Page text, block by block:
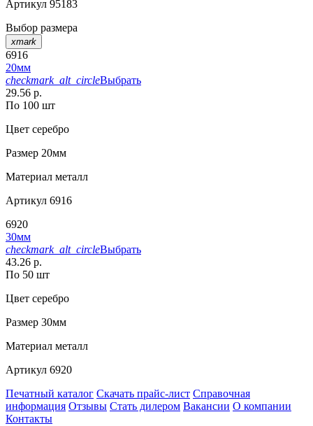
Артикул 95183
Выбор размера
xmark
6916
20мм
checkmark_alt_circleВыбрать
29.56 р.
По 100 шт
Цвет серебро
Размер 20мм
Материал металл
Артикул 6916
6920
30мм
checkmark_alt_circleВыбрать
43.26 р.
По 50 шт
Цвет серебро
Размер 30мм
Материал металл
Артикул 6920
Печатный каталог Скачать прайс-лист Справочная
информация Отзывы Стать дилером Вакансии О компании
Контакты